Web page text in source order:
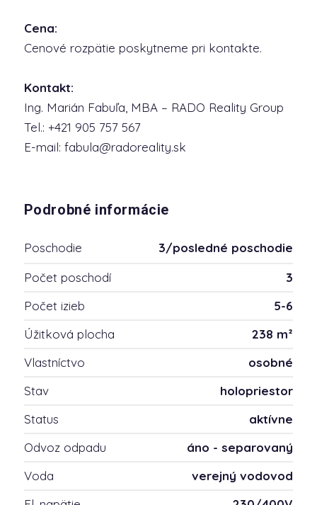
Cena:
Cenové rozpätie poskytneme pri kontakte.
Kontakt:
Ing. Marián Fabuľa, MBA – RADO Reality Group
Tel.: +421 905 757 567
E-mail: fabula@radoreality.sk
Podrobné informácie
Poschodie
3/posledné poschodie
Počet poschodí
3
Počet izieb
5-6
Úžitková plocha
238 m²
Vlastníctvo
osobné
Stav
holopriestor
Status
aktívne
Odvoz odpadu
áno - separovaný
Voda
verejný vodovod